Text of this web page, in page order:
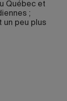
Québec et
;
peu plus